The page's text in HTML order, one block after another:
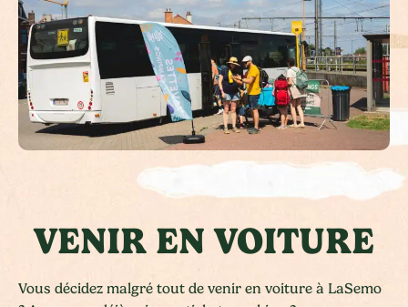
VENIR EN VOITURE
Vous décidez malgré tout de venir en voiture à LaSemo